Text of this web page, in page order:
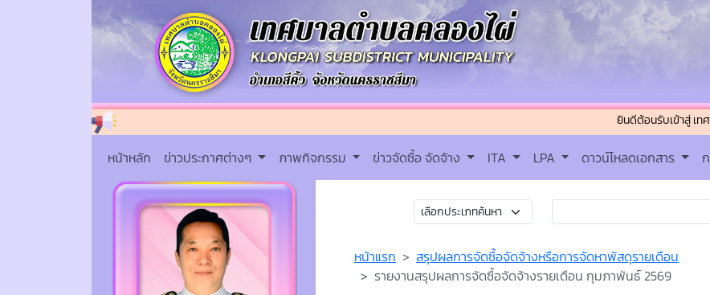
ยินดีต้อนรับเข้าสู่ เทศบาลตำบ
หน้าหลัก ข่าวประกาศต่างๆ ภาพกิจกรรม ข่าวจัดซื้อ จัดจ้าง ITA LPA ดาวน์โหลดเอกสาร
หน้าแรก
สรุปผลการจัดซื้อจัดจ้างหรือการจัดหาพัสดุรายเดือน
รายงานสรุปผลการจัดซื้อจัดจ้างรายเดือน กุมภาพันธ์ 2569